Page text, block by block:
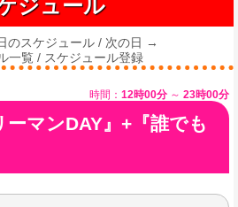
ジュール
のスケジュール / 次の日 →
一覧 / スケジュール登録
時間： 12時00分 ～ 23時00分
マンDAY』+『誰でも